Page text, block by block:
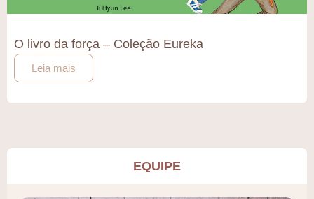
O livro da força – Coleção Eureka
Leia mais
EQUIPE